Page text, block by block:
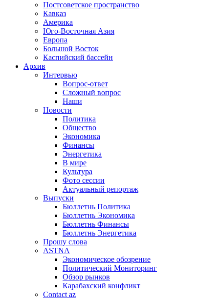
Постсоветское пространство
Кавказ
Америка
Юго-Восточная Азия
Европа
Большой Восток
Каспийский бассейн
Архив
Интервью
Вопрос-ответ
Сложный вопрос
Наши
Новости
Политика
Общество
Экономика
Финансы
Энергетика
В мире
Культура
Фото сессии
Актуальный репортаж
Выпуски
Бюллетнь Политика
Бюллетнь Экономика
Бюллетнь Финансы
Бюллетнь Энергетика
Прошу слова
ASTNA
Экономическое обозрение
Политический Мониторинг
Обзор рынков
Карабахский конфликт
Contact az